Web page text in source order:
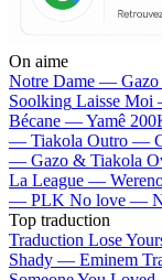
On aime
Notre Dame —
Soolking Laisse
Bécane —Yamê
— Tiakola Outro —
— Gazo & Tiakola
La League —
— PLK No love —
Top traduction
Traduction Lose
Shady — Eminem